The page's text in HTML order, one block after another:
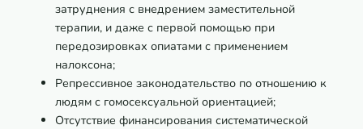
затруднения с внедрением заместительной
терапии, и даже с первой помощью при
передозировках опиатами с применением
налоксона;
Репрессивное законодательство по отношению к
людям с гомосексуальной ориентацией;
Отсутствие финансирования систематической